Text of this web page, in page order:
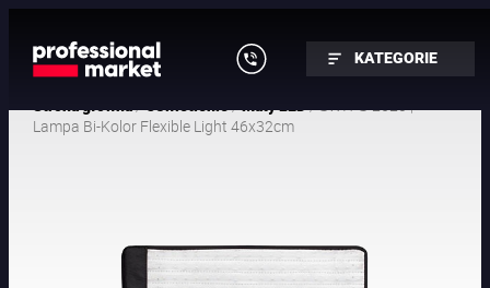
KATEGORIE
/ /
/ SWIT S-2620 |
Lampa Bi-Kolor Flexible Light 46x32cm